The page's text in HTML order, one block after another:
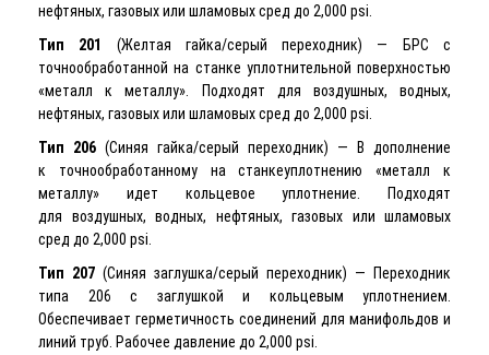
нефтяных, газовых или шламовых сред до 2,000 psi.
Тип 201
(Желтая гайка/серый переходник) — БРС с
точнообработанной на станке уплотнительной поверхностью
«металл к металлу». Подходят для воздушных, водных,
нефтяных, газовых или шламовых сред до 2,000 psi.
Тип 206 (Синяя гайка/серый переходник) — В дополнение
к точнообработанному на станкеуплотнению «металл к
металлу» идет кольцевое уплотнение. Подходят
для воздушных, водных, нефтяных, газовых или шламовых
сред до 2,000 psi.
Тип 207 (Синяя заглушка/серый переходник) — Переходник
типа 206 с заглушкой и кольцевым уплотнением.
Обеспечивает герметичность соединений для манифольдов и
линий труб. Рабочее давление до 2,000 psi.